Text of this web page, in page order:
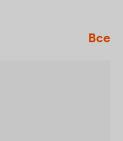
Все